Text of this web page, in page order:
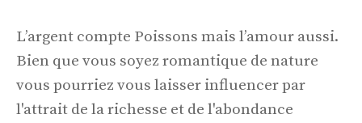
L’argent compte Poissons mais l’amour aussi.
Bien que vous soyez romantique de nature
vous pourriez vous laisser influencer par
l'attrait de la richesse et de l'abondance